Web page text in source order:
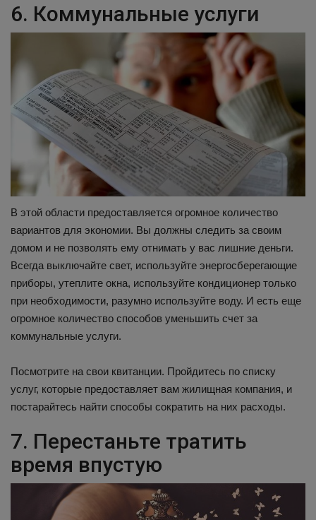
6. Коммунальные услуги
В этой области предоставляется огромное количество
вариантов для экономии. Вы должны следить за своим
домом и не позволять ему отнимать у вас лишние деньги.
Всегда выключайте свет, используйте энергосберегающие
приборы, утеплите окна, используйте кондиционер только
при необходимости, разумно используйте воду. И есть еще
огромное количество способов уменьшить счет за
коммунальные услуги.
Посмотрите на свои квитанции. Пройдитесь по списку
услуг, которые предоставляет вам жилищная компания, и
постарайтесь найти способы сократить на них расходы.
7. Перестаньте тратить
время впустую